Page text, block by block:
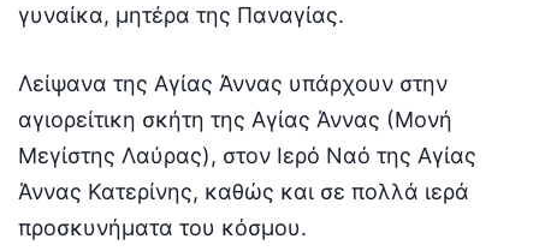
γυναίκα, μητέρα της Παναγίας.
Λείψανα της Αγίας Άννας υπάρχουν στην
αγιορείτικη σκήτη της Αγίας Άννας (Μονή
Μεγίστης Λαύρας), στον Ιερό Ναό της Αγίας
Άννας Κατερίνης, καθώς και σε πολλά ιερά
προσκυνήματα του κόσμου.